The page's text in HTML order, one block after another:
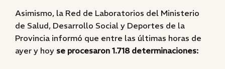
Asimismo, la Red de Laboratorios del Ministerio
de Salud, Desarrollo Social y Deportes de la
Provincia informó que entre las últimas horas de
ayer y hoy se procesaron 1.718 determinaciones: